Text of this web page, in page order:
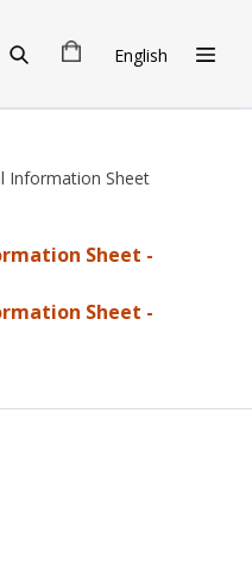
English
Information Sheet
Sheet -
Sheet -